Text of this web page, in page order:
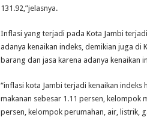
131.92,”jelasnya.
Inflasi yang terjadi pada Kota Jambi
adanya kenaikan indeks, demikian juga
barang dan jasa karena adanya kenaikan
“inflasi kota Jambi terjadi kenaikan
makanan sebesar 1.11 persen, kelompok
persen, kelompok perumahan, air, listrik,